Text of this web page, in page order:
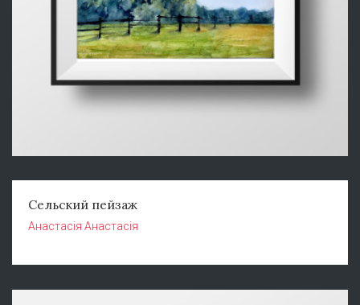
Сельский пейзаж
Анастасія Анастасія